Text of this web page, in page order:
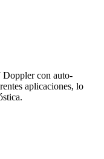
Doppler con auto-
aplicaciones, lo